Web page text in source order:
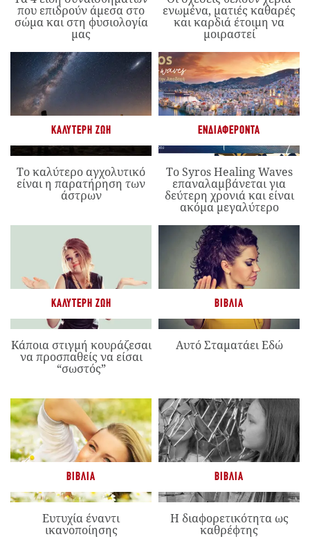
που επιδρούν άμεσα στο
σώμα και στη φυσιολογία
μας
ενωμένα, ματιές καθαρές
και καρδιά έτοιμη να
μοιραστεί
ΚΑΛΎΤΕΡΗ ΖΩΉ
Το καλύτερο αγχολυτικό
είναι η παρατήρηση των
άστρων
ΕΝΔΙΑΦΈΡΟΝΤΑ
Το Syros Healing Waves
επαναλαμβάνεται για
δεύτερη χρονιά και είναι
ακόμα μεγαλύτερο
ΚΑΛΎΤΕΡΗ ΖΩΉ
Κάποια στιγμή κουράζεσαι
να προσπαθείς να είσαι
“σωστός”
ΒΙΒΛΊΑ
Αυτό Σταματάει Εδώ
ΒΙΒΛΊΑ
Ευτυχία έναντι
ικανοποίησης
ΒΙΒΛΊΑ
Η διαφορετικότητα ως
καθρέφτης